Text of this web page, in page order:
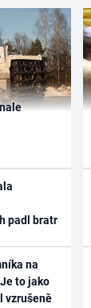
padl bratr
na
to jako
vzrušeně